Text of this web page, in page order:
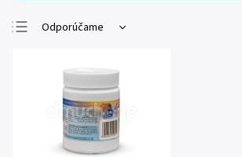
Odporúčame
Najdrahšie
Najpredávanejšie
Abecedne